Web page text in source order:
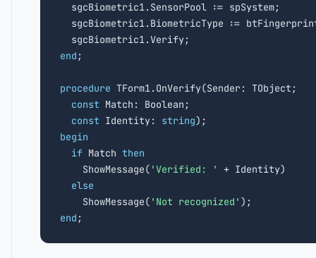
sgcBiometric1.SensorPool := spSystem;
sgcBiometric1.BiometricType :=
end ;
procedure TForm1.OnVerify(Sender: TObject;
const Match: Boolean;
const Identity: string
begin
if Match then
    ShowMessage(
'Verified: '
+ Identity)
else
    ShowMessage(
'Not recognized'
end ;